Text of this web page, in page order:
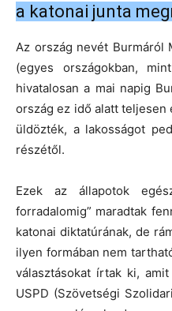
a katonai junta
Az ország nevét Burmáról
(egyes országokban,
hivatalosan a mai napig
ország ez idő alatt
üldözték, a lakosságot
részétől.
Ezek az állapotok
forradalomig” maradtak
katonai diktatúrának, de
ilyen formában nem
választásokat írtak ki,
USPD (Szövetségi